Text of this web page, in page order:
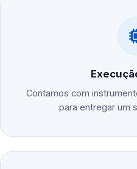
Contamos com
para entregar um